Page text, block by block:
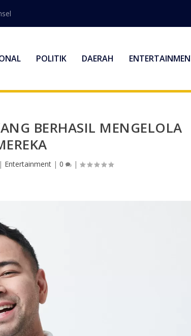
POLITIK DAERAH
BERHASIL MENGELOLA
| Entertainment |0 |